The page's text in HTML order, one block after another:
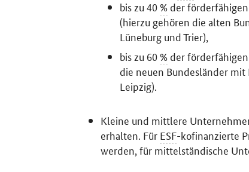
bis zu 40 % der
(hierzu gehören die alten
Lüneburg und Trier),
bis zu 60 % der
die neuen Bundesländer mit
Leipzig).
Kleine und mittlere
erhalten. Für ESF-kofinanzierte
werden, für mittelständische